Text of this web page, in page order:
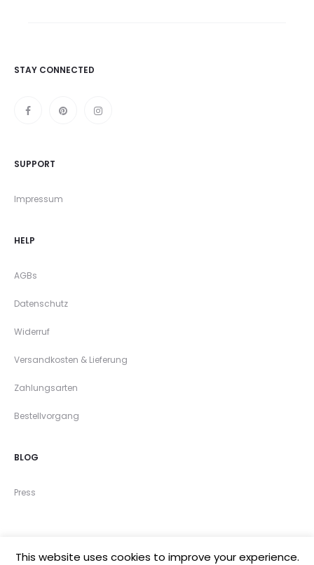
STAY CONNECTED
SUPPORT
Impressum
HELP
AGBs
Datenschutz
Widerruf
Versandkosten & Lieferung
Zahlungsarten
Bestellvorgang
BLOG
Press
This website uses cookies to improve your experience.